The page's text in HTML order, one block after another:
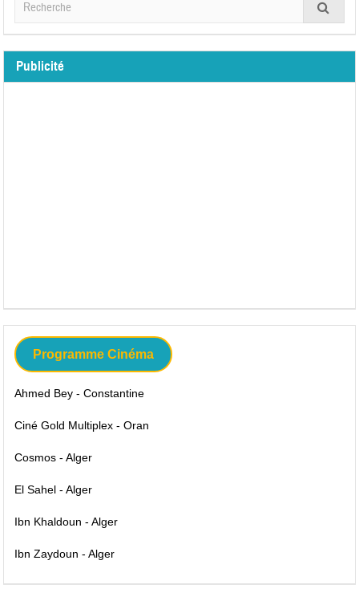
Publicité
Programme Cinéma
Ahmed Bey - Constantine
Ciné Gold Multiplex - Oran
Cosmos - Alger
El Sahel - Alger
Ibn Khaldoun - Alger
Ibn Zaydoun - Alger